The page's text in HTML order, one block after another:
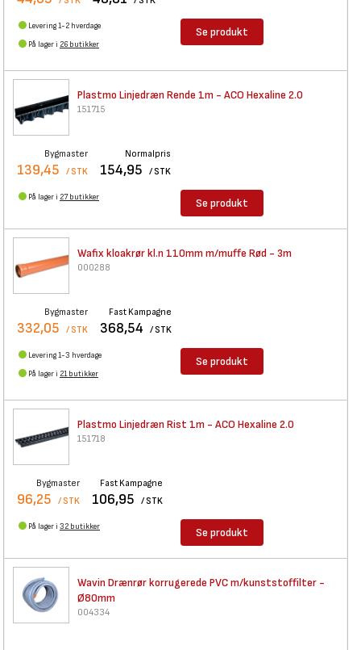
Levering 1-2 hverdage
På lager i 26 butikker
Se produkt
Plastmo Linjedræn Rende 1m - ACO Hexaline 2.0
151715
Bygmaster
139,45 / STK
Normalpris
154,95 / STK
På lager i 27 butikker Se produkt
Wafix kloakrør kl.n 110mm m/muffe Rød - 3m
000288
Bygmaster
332,05 / STK
Fast Kampagne
368,54 / STK
Levering 1-3 hverdage
På lager i 21 butikker
Se produkt
Plastmo Linjedræn Rist 1m - ACO Hexaline 2.0
151718
Bygmaster
96,25 / STK
Fast Kampagne
106,95 / STK
På lager i 32 butikker Se produkt
Wavin Drænrør korrugerede PVCm/kunststoffilter -
Ø80mm
004334